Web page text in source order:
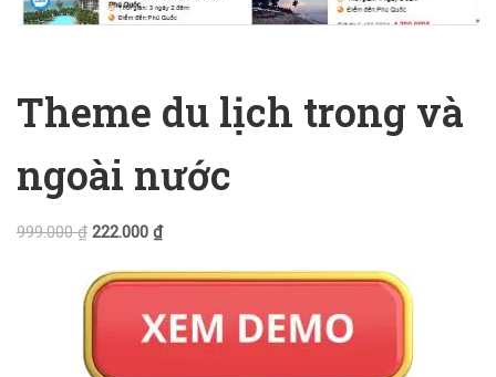
Theme du lịch trong và
ngoài nước
999.000₫ 222.000 ₫